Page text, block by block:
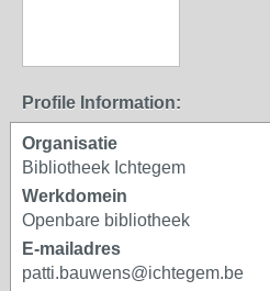
Profile Information:
Organisatie
Bibliotheek Ichtegem
Werkdomein
Openbare bibliotheek
E-mailadres
patti.bauwens@ichtegem.be